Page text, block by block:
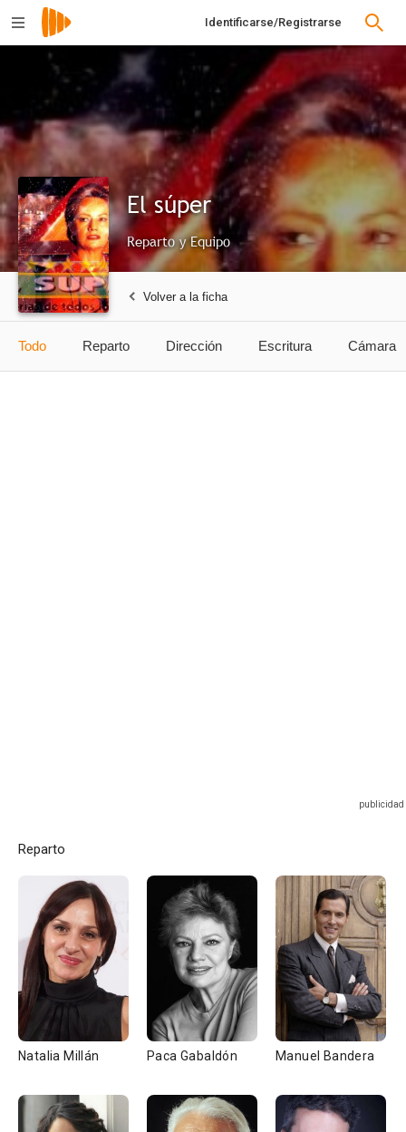
Identificarse/Registrarse
El súper
Reparto y Equipo
Volver a la ficha
Todo Reparto Dirección Escritura Cámara
Reparto
Natalia Millán Paca Gabaldón Manuel Bandera